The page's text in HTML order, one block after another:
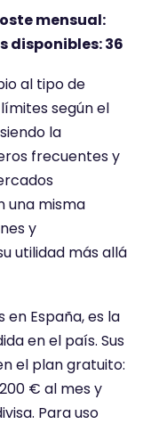
mensual:
disponibles: 36
al tipo de
según el
la
frecuentes y
una misma
y
utilidad más allá
España, es la
en el país. Sus
el plan gratuito:
€ al mes y
Para uso